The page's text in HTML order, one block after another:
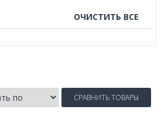
ОЧИСТИТЬ ВСЕ
СРАВНИТЬ ТОВАРЫ